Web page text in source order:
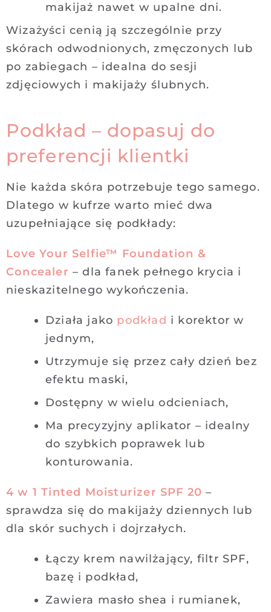
makijaż nawet w upalne dni.
Wizażyści cenią ją szczególnie przy
skórach odwodnionych, zmęczonych lub
po zabiegach – idealna do sesji
zdjęciowych i makijaży ślubnych.
Podkład – dopasuj do
preferencji klientki
Nie każda skóra potrzebuje tego samego.
Dlatego w kufrze warto mieć dwa
uzupełniające się podkłady:
Love Your Selfie™ Foundation &
Concealer – dla fanek pełnego krycia i
nieskazitelnego wykończenia.
Działa jako podkład i korektor w
jednym,
Utrzymuje się przez cały dzień bez
efektu maski,
Dostępny w wielu odcieniach,
Ma precyzyjny aplikator – idealny
do szybkich poprawek lub
konturowania.
4 w 1 Tinted Moisturizer SPF 20 –
sprawdza się do makijaży dziennych lub
dla skór suchych i dojrzałych.
Łączy krem nawilżający, filtr SPF,
bazę i podkład,
Zawiera masło shea i rumianek,